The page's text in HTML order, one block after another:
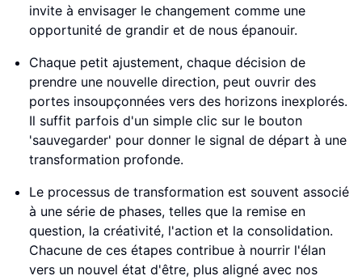
invite à envisager le changement comme une
opportunité de grandir et de nous épanouir.
Chaque petit ajustement, chaque décision de
prendre une nouvelle direction, peut ouvrir des
portes insoupçonnées vers des horizons inexplorés.
Il suffit parfois d'un simple clic sur le bouton
'sauvegarder' pour donner le signal de départ à une
transformation profonde.
Le processus de transformation est souvent associé
à une série de phases, telles que la remise en
question, la créativité, l'action et la consolidation.
Chacune de ces étapes contribue à nourrir l'élan
vers un nouvel état d'être, plus aligné avec nos